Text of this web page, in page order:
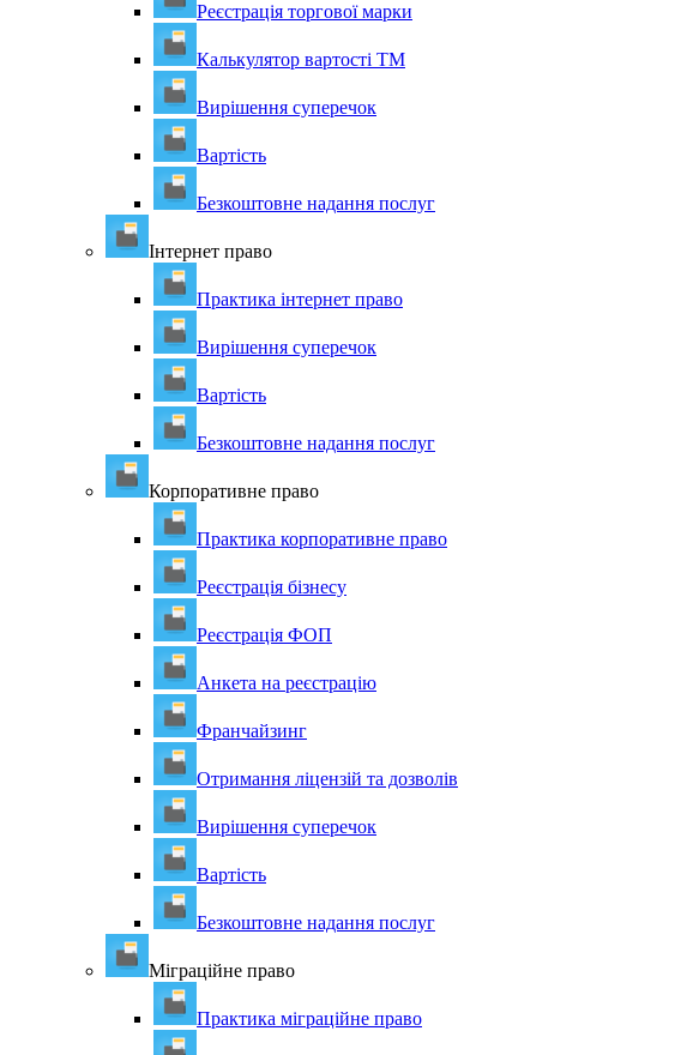
Реєстрація торгової марки
Калькулятор вартості ТМ
Вирішення суперечок
Вартість
Безкоштовне надання послуг
Інтернет право
Практика інтернет право
Вирішення суперечок
Вартість
Безкоштовне надання послуг
Корпоративне право
Практика корпоративне право
Реєстрація бізнесу
Реєстрація ФОП
Анкета на реєстрацію
Франчайзинг
Отримання ліцензій та дозволів
Вирішення суперечок
Вартість
Безкоштовне надання послуг
Міграційне право
Практика міграційне право